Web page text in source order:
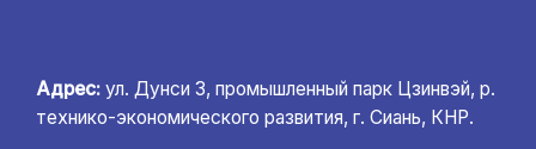
Адрес: ул. Дунси 3, промышленный парк Цзинвэй, р.
технико-экономического развития, г. Сиань, КНР.